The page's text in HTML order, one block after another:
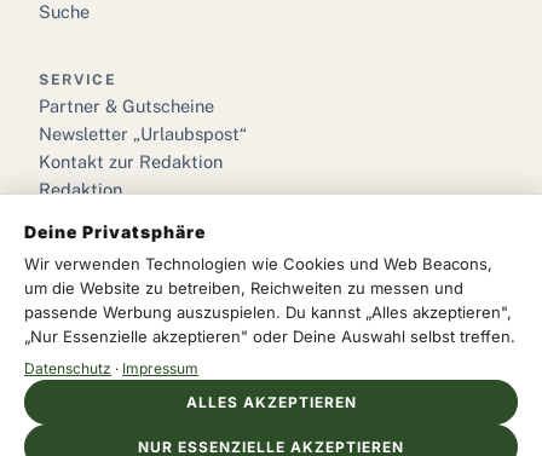
Suche
SERVICE
Partner & Gutscheine
Newsletter „Urlaubspost“
Kontakt zur Redaktion
Redaktion
RECHTLICHES
Impressum
Datenschutz
Cookie-Einstellungen
Deine Privatsphäre
Wir verwenden Technologien wie Cookies und Web Beacons,
um die Website zu betreiben, Reichweiten zu messen und
passende Werbung auszuspielen. Du kannst „Alles akzeptieren",
„Nur Essenzielle akzeptieren" oder Deine Auswahl selbst treffen.
Datenschutz · Impressum
NUR ESSENZIELLE AKZEPTIEREN
ALLES AKZEPTIEREN